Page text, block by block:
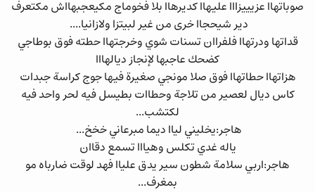
صوباتهاا عزيييزااا عليهاا كديرهاا بلا فخوماج مكيعجبهااش مكتعرف
دير شيحجاا خرى من غير لبيتزا ولازانيا....
قداتها ودرتهاا فلفراان تسنات شوي وخرجتهاا حطته فوق بوطاجي
كضحك عاجبها لإنجاز ديالهااا
هزاتهاا حطاتهاا فوق صلا مونجي صغيرة فيها جوج كراسة جبدات
كاس ديال لعصير من تلاجة وحطاات بطيسل فيه لحر واحد فيه
لكتشب...
هاجر:يخليني لياا ديما مبرعاني خخخ...
ياله غدي تكلس وهيااا تسمع دقاان
هاجر:اربي سلامة شطون سير يدق علياا فهد لوقت ضارباه مو
بمغرف...